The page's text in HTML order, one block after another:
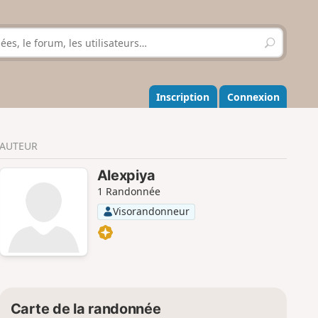
R
e
h
e
r
r
Inscription Connexion
AUTEUR
Alexpiya
1 Randonnée
Visorandonneur
Carte de la randonnée